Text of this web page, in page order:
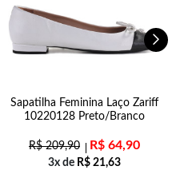
Sapatilha Feminina Laço Zariff
10220128 Preto/Branco
R$209,90 R$ 64,90
3x de R$ 21,63